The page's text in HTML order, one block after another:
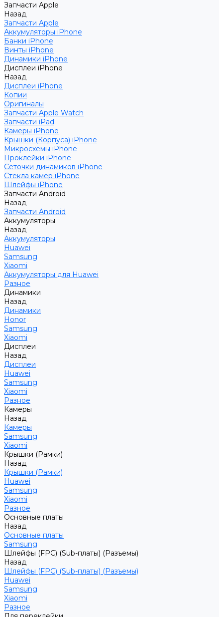
Запчасти Apple
Назад
Запчасти Apple
Аккумуляторы iPhone
Банки iPhone
Винты iPhone
Динамики iPhone
Дисплеи iPhone
Назад
Дисплеи iPhone
Копии
Оригиналы
Запчасти Apple Watch
Запчасти iPad
Камеры iPhone
Крышки (Корпуса) iPhone
Микросхемы iPhone
Проклейки iPhone
Сеточки динамиков iPhone
Стекла камер iPhone
Шлейфы iPhone
Запчасти Android
Назад
Запчасти Android
Аккумуляторы
Назад
Аккумуляторы
Huawei
Samsung
Xiaomi
Аккумуляторы для Huawei
Разное
Динамики
Назад
Динамики
Honor
Samsung
Xiaomi
Дисплеи
Назад
Дисплеи
Huawei
Samsung
Xiaomi
Разное
Камеры
Назад
Камеры
Samsung
Xiaomi
Крышки (Рамки)
Назад
Крышки (Рамки)
Huawei
Samsung
Xiaomi
Разное
Основные платы
Назад
Основные платы
Samsung
Шлейфы (FPC) (Sub-платы) (Разъемы)
Назад
Шлейфы (FPC) (Sub-платы) (Разъемы)
Huawei
Samsung
Xiaomi
Разное